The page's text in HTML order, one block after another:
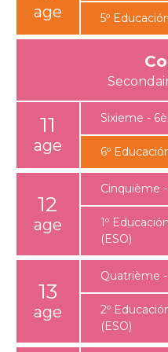
5º
Sixieme -
11
6º
Cinquième
12
1º
(ESO)
Quatrième
13
2º
(ESO)